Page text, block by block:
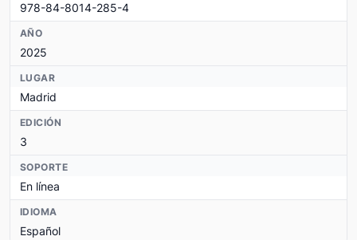
978-84-8014-285-4
AÑO
2025
LUGAR
Madrid
EDICIÓN
3
SOPORTE
En línea
IDIOMA
Español